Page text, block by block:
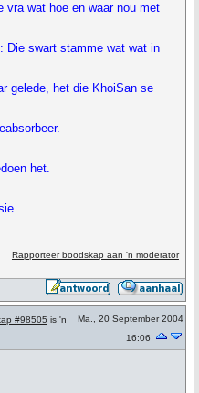
wat hoe en waar nou met
Die swart stamme wat wat in
gelede, het die KhoiSan se
het.
Rapporteer boodskap aan 'n moderator
#98505 is 'n
Ma., 20 September 2004
16:06